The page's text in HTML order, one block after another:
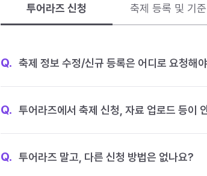
투어라즈 신청 축제 등록 및 기준
Q. 축제 정보 수정/신규 등록은 어디로 요청해
Q. 투어라즈에서 축제 신청, 자료 업로드 등이
Q. 투어라즈 말고, 다른 신청 방법은 없나요?